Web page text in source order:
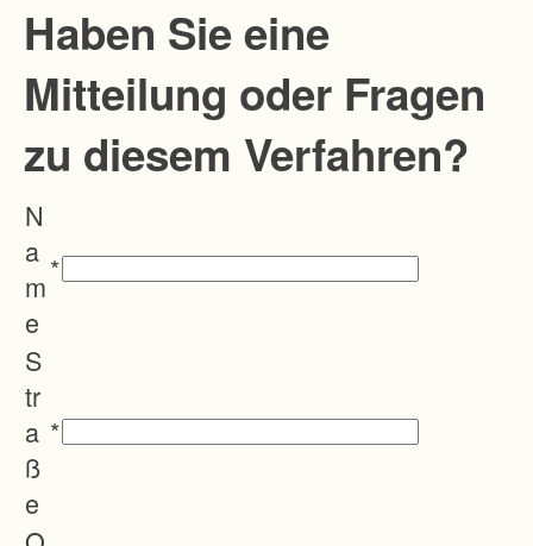
Haben Sie eine
Mitteilung oder Fragen
zu diesem Verfahren?
N
a
m
e
*
S
tr
a
ß
e
*